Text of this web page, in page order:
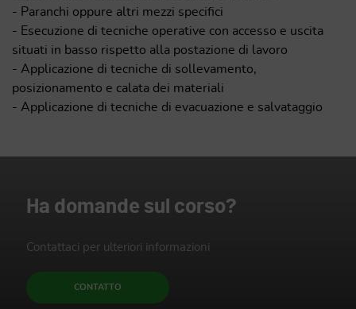
- Paranchi oppure altri mezzi specifici
- Esecuzione di tecniche operative con accesso e uscita
situati in basso rispetto alla postazione di lavoro
- Applicazione di tecniche di sollevamento,
posizionamento e calata dei materiali
- Applicazione di tecniche di evacuazione e salvataggio
Ha domande sul corso?
Contattaci per ulteriori informazioni
CONTATTO